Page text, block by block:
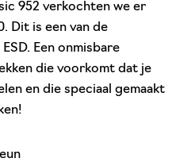
952 verkochten we er
Dit is een van de
Een onmisbare
die voorkomt dat je
en die speciaal gemaakt